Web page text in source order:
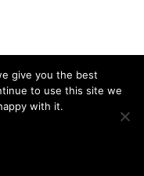
All
give you the best
to use this site we
with it.